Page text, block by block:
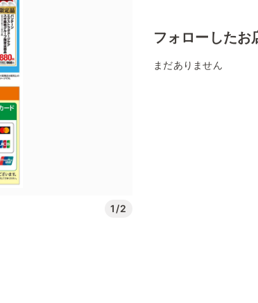
1/2
フォローしたお
まだありません